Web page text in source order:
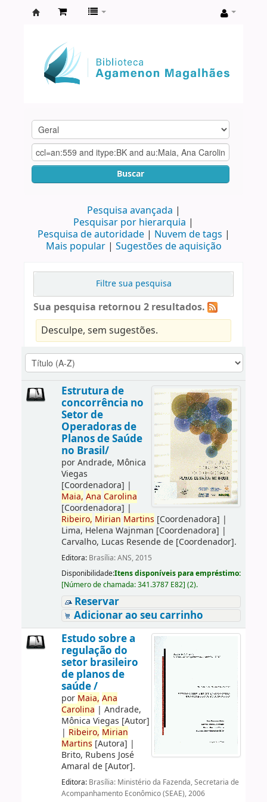
Agamenon
Magalhães
Buscar
Pesquisa avançada
Pesquisar por hierarquia
Pesquisa de autoridade
Nuvem de tags
Mais popular
Sugestões de aquisição
Filtre sua pesquisa
Sua pesquisa retornou 2 resultados.
Desculpe, sem sugestões.
Estrutura de
concorrência no
Setor de
Operadoras de
Planos de Saúde
no Brasil/
porAndrade, Mônica
Viegas
[Coordenadora] |
Maia, Ana Carolina
[Coordenadora] |
Ribeiro, Mirian Martins [Coordenadora] |
Lima, Helena Wajnman [Coordenadora] |
Carvalho, Lucas Resende de[Coordenador].
Editora: Brasília: ANS, 2015
Disponibilidade:Itens disponíveis para empréstimo:
[Número de chamada:341.3787 E82] (2).
Reservar
Adicionar ao seu carrinho
Estudo sobre a
regulação do
setor brasileiro
de planos de
saúde /
por Maia, Ana
Carolina | Andrade,
Mônica Viegas [Autor]
| Ribeiro, Mirian
Martins [Autora] |
Brito, Rubens José
Amaral de[Autor].
Editora: Brasília: Ministério da Fazenda, Secretaria de
Acompanhamento Econômico (SEAE), 2006